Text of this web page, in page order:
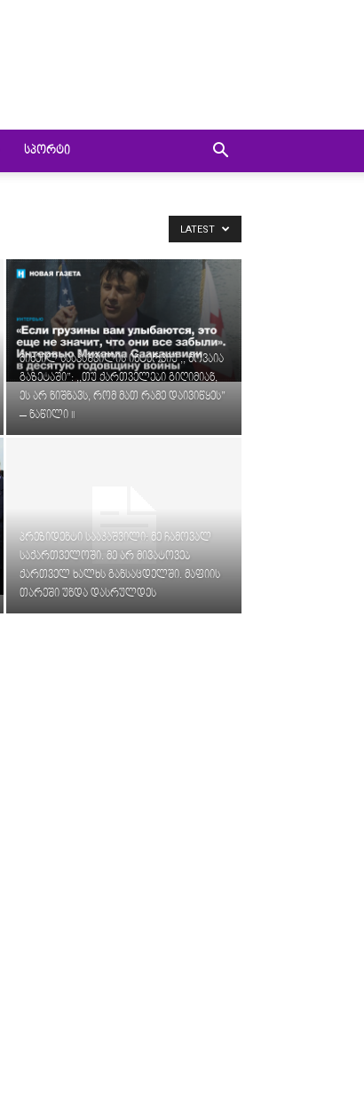
ᲡᲞᲝᲠᲢᲘ
LATEST
მიხეილ სააკაშვილის ინტერვიუ ,, ნოვაია
გაზეტაში”: ,,თუ ქართველები გიღიმიან,
ეს არ ნიშნავს, რომ მათ რამე დაივიწყეს”
– ნაწილი II
პრეზიდენტი სააკაშვილი: მე ჩამოვალ
საქართველოში. მე არ მივატოვებ
ქართველ ხალხს განსაცდელში. მაფიის
თარეში უნდა დასრულდეს